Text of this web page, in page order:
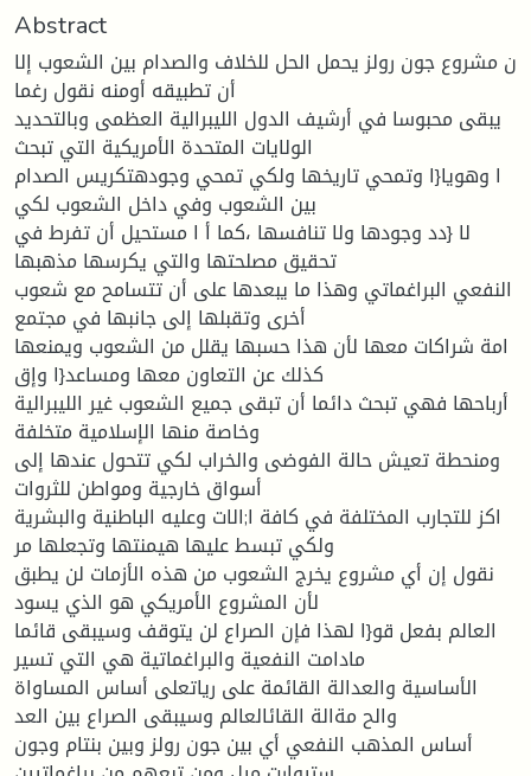
Abstract
ن مشروع جون رولز يحمل الحل للخلاف والصدام بين الشعوب إلا
أن تطبيقه أومنه نقول رغما
يبقى محبوسا في أرشيف الدول الليبرالية العظمى وبالتحديد
الولايات المتحدة الأمريكية التي تبحث
ا وهويا{ا وتمحي تاريخها ولكي تمحي وجودهتكريس الصدام
بين الشعوب وفي داخل الشعوب لكي
لا {دد وجودها ولا تنافسها ،كما أ ا مستحيل أن تفرط في
تحقيق مصلحتها والتي يكرسها مذهبها
النفعي البراغماتي وهذا ما يبعدها على أن تتسامح مع شعوب
أخرى وتقبلها إلى جانبها في مجتمع
امة شراكات معها لأن هذا حسبها يقلل من الشعوب ويمنعها
كذلك عن التعاون معها ومساعد{ا وإق
أرباحها فهي تبحث دائما أن تبقى جميع الشعوب غير الليبرالية
وخاصة منها الإسلامية متخلفة
ومنحطة تعيش حالة الفوضى والخراب لكي تتحول عندها إلى
أسواق خارجية ومواطن للثروات
اكز للتجارب المختلفة في كافة ا;الات وعليه الباطنية والبشرية
ولكي تبسط عليها هيمنتها وتجعلها مر
نقول إن أي مشروع يخرج الشعوب من هذه الأزمات لن يطبق
لأن المشروع الأمريكي هو الذي يسود
العالم بفعل قو{ا لهذا فإن الصراع لن يتوقف وسيبقى قائما
مادامت النفعية والبراغماتية هي التي تسير
الأساسية والعدالة القائمة على رياتعلى أساس المساواة
والح مةالة القائالعالم وسيبقى الصراع بين العد
أساس المذهب النفعي أي بين جون رولز وبين بنتام وجون